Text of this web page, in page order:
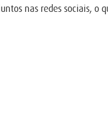
nas redes sociais, o